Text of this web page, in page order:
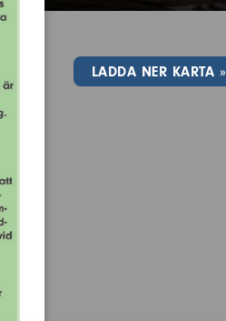
LADDA NER KARTA